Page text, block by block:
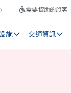
需要協助的旅客
施 交通資訊